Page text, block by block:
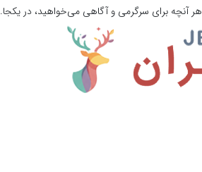
هر آنچه برای سرگرمی و آگاهی می‌خواهید، در یکجا.